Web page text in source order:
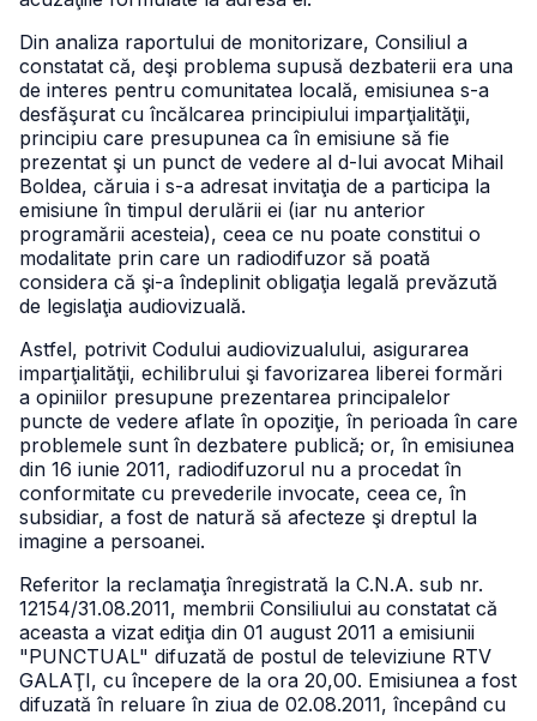
Din analiza raportului de monitorizare, Consiliul a
constatat că, deşi problema supusă dezbaterii era una
de interes pentru comunitatea locală, emisiunea s-a
desfăşurat cu încălcarea principiului imparţialităţii,
principiu care presupunea ca în emisiune să fie
prezentat şi un punct de vedere al d-lui avocat Mihail
Boldea, căruia i s-a adresat invitaţia de a participa la
emisiune în timpul derulării ei (iar nu anterior
programării acesteia), ceea ce nu poate constitui o
modalitate prin care un radiodifuzor să poată
considera că şi-a îndeplinit obligaţia legală prevăzută
de legislaţia audiovizuală.
Astfel, potrivit Codului audiovizualului, asigurarea
imparţialităţii, echilibrului şi favorizarea liberei formări
a opiniilor presupune prezentarea principalelor
puncte de vedere aflate în opoziţie, în perioada în care
problemele sunt în dezbatere publică; or, în emisiunea
din 16 iunie 2011, radiodifuzorul nu a procedat în
conformitate cu prevederile invocate, ceea ce, în
subsidiar, a fost de natură să afecteze şi dreptul la
imagine a persoanei.
Referitor la reclamaţia înregistrată la C.N.A. sub nr.
12154/31.08.2011, membrii Consiliului au constatat că
aceasta a vizat ediţia din 01 august 2011 a emisiunii
"PUNCTUAL" difuzată de postul de televiziune RTV
GALAŢI, cu începere de la ora 20,00. Emisiunea a fost
difuzată în reluare în ziua de 02.08.2011, începând cu